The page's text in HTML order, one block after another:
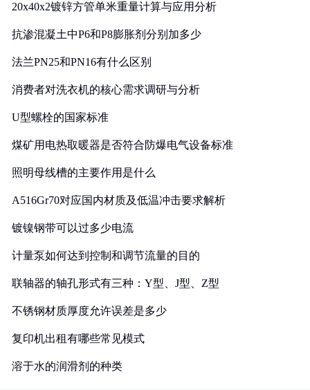
20x40x2镀锌方管单米重量计算与应用分析
抗渗混凝土中P6和P8膨胀剂分别加多少
法兰PN25和PN16有什么区别
消费者对洗衣机的核心需求调研与分析
U型螺栓的国家标准
煤矿用电热取暖器是否符合防爆电气设备标准
照明母线槽的主要作用是什么
A516Gr70对应国内材质及低温冲击要求解析
镀镍钢带可以过多少电流
计量泵如何达到控制和调节流量的目的
联轴器的轴孔形式有三种：Y型、J型、Z型
不锈钢材质厚度允许误差是多少
复印机出租有哪些常见模式
溶于水的润滑剂的种类